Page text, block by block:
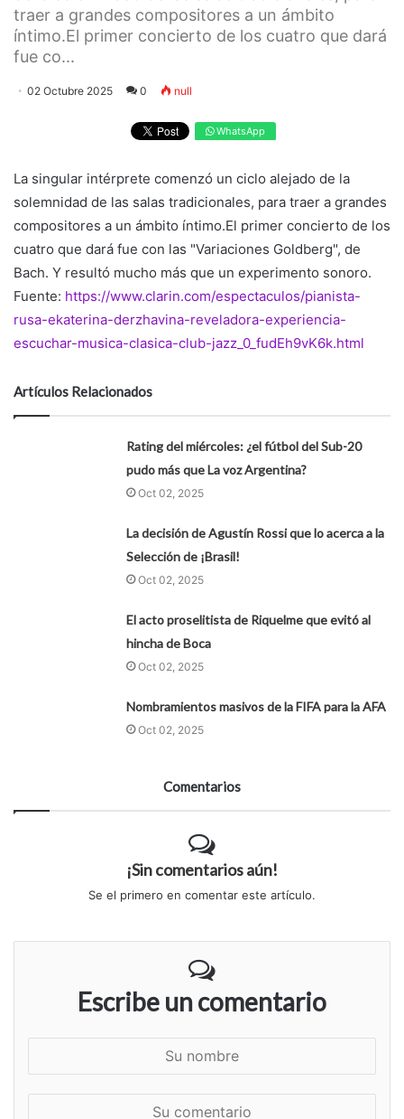
traer a grandes compositores a un ámbito
íntimo.El primer concierto de los cuatro que dará
fue co...
02 Octubre 2025 0 null
WhatsApp
La singular intérprete comenzó un ciclo alejado de la
solemnidad de las salas tradicionales, para traer a grandes
compositores a un ámbito íntimo.El primer concierto de los
cuatro que dará fue con las "Variaciones Goldberg", de
Bach. Y resultó mucho más que un experimento sonoro.
Fuente: https://www.clarin.com/espectaculos/pianista-
rusa-ekaterina-derzhavina-reveladora-experiencia-
escuchar-musica-clasica-club-jazz_0_fudEh9vK6k.html
Artículos Relacionados
Rating del miércoles: ¿el fútbol del Sub-20
pudo más que La voz Argentina?
Oct 02, 2025
La decisión de Agustín Rossi que lo acerca a la
Selección de ¡Brasil!
Oct 02, 2025
El acto proselitista de Riquelme que evitó al
hincha de Boca
Oct 02, 2025
Nombramientos masivos de la FIFA para la AFA
Oct 02, 2025
Comentarios
¡Sin comentarios aún!
Se el primero en comentar este artículo.
Escribe un comentario